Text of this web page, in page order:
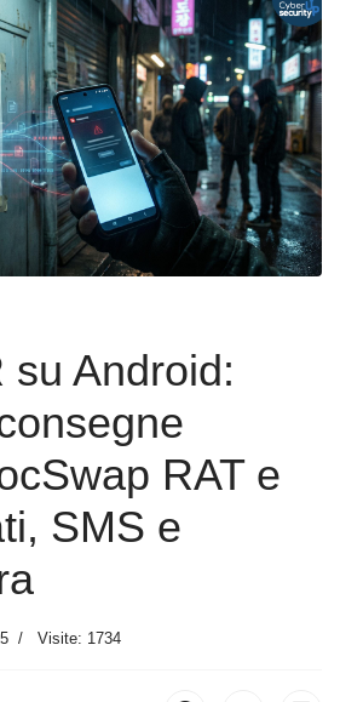
su Android:
RAT e
SMS e
Visite: 1734